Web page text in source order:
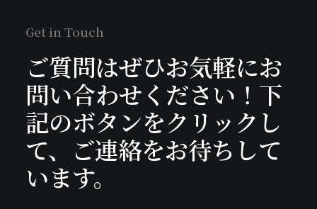
Get in Touch
ご質問はぜひお気軽にお
問い合わせください！下
記のボタンをクリックし
て、ご連絡をお待ちして
います。